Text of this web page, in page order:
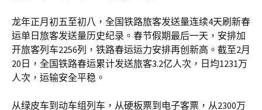
龙年正月初五至初八，全国铁路旅客发送量连续4天刷新春
运单日旅客发送量历史纪录。春节假期最后一天，安排加
开旅客列车2256列，铁路春运运力安排再创新高。截至2月
20日，全国铁路春运累计发送旅客3.2亿人次，日均1231万
人次，运输安全平稳。
从绿皮车到动车组列车，从硬板票到电子客票，从2300万